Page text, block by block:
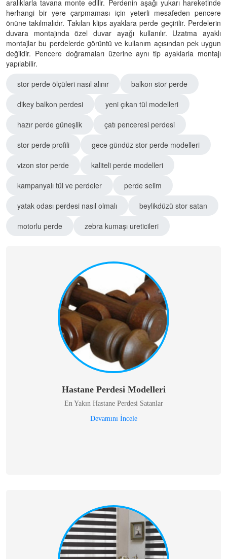
aralıklarla tavana monte edilir. Perdenin aşağı yukarı hareketinde
herhangi bir yere çarpmaması için yeterli mesafeden pencere
önüne takılmalıdır. Takılan klips ayaklara perde geçirilir. Perdelerin
duvara montajında özel duvar ayağı kullanılır. Uzatma ayaklı
montajlar bu perdelerde görüntü ve kullanım açısından pek uygun
değildir. Pencere doğramaları üzerine aynı tip ayaklarla montajı
yapılabilir.
stor perde ölçüleri nasıl alınır
balkon stor perde
dikey balkon perdesi
yeni çıkan tül modelleri
hazır perde güneşlik
çatı penceresi perdesi
stor perde profili
gece gündüz stor perde modelleri
vizon stor perde
kaliteli perde modelleri
kampanyalı tül ve perdeler
perde selim
yatak odası perdesi nasıl olmalı
beylikdüzü stor satan
motorlu perde
zebra kumaşı ureticileri
Hastane Perdesi Modelleri
En Yakın Hastane Perdesi Satanlar
Devamını İncele